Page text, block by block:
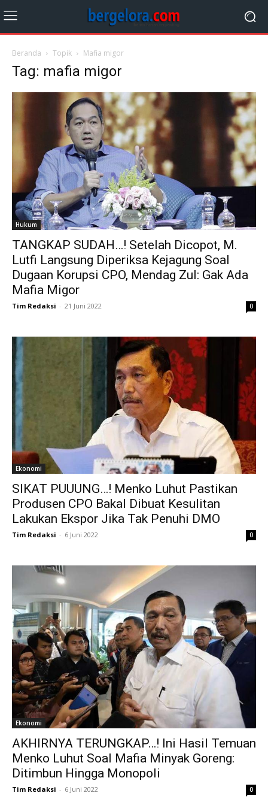
Beranda Topik Mafia migor
Tag: mafia migor
Hukum
TANGKAP SUDAH…! Setelah Dicopot, M.
Lutfi Langsung Diperiksa Kejagung Soal
Dugaan Korupsi CPO, Mendag Zul: Gak Ada
Mafia Migor
Tim Redaksi - 21 Juni 2022 0
Ekonomi
SIKAT PUUUNG…! Menko Luhut Pastikan
Produsen CPO Bakal Dibuat Kesulitan
Lakukan Ekspor Jika Tak Penuhi DMO
Tim Redaksi - 6 Juni 2022 0
Ekonomi
AKHIRNYA TERUNGKAP…! Ini Hasil Temuan
Menko Luhut Soal Mafia Minyak Goreng:
Ditimbun Hingga Monopoli
Tim Redaksi - 6 Juni 2022 0